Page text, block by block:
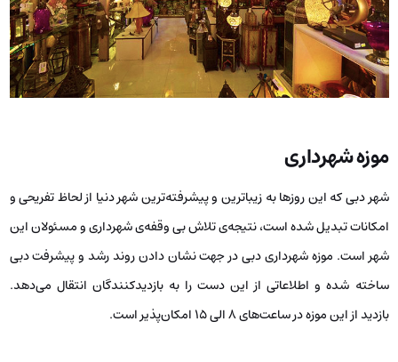
موزه شهرداری
شهر دبی که این روز‌ها به زیبا‌ترین و پیشرفته‌ترین شهر دنیا از لحاظ تفریحی و
امکانات تبدیل شده‌‌ است، نتیجه‌ی تلاش بی وقفه‌ی شهرداری و مسئولان این
شهر است. موزه شهرداری دبی در جهت نشان دادن روند رشد و پیشرفت دبی
ساخته شده و اطلاعاتی از این دست را به بازدیدکنندگان انتقال می‌دهد‌.
بازدید از این موزه در ساعت‌های ۸ الی ۱۵ امکان‌پذیر است.